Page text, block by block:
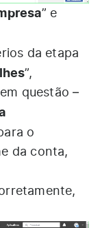
” e
da etapa
”,
questão –
o
da conta,